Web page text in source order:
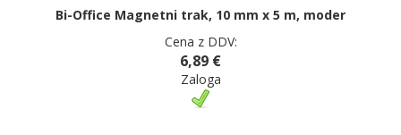
Bi-Office Magnetni trak, 10 mm x 5 m, moder
Cena z DDV:
6,89 €
Zaloga